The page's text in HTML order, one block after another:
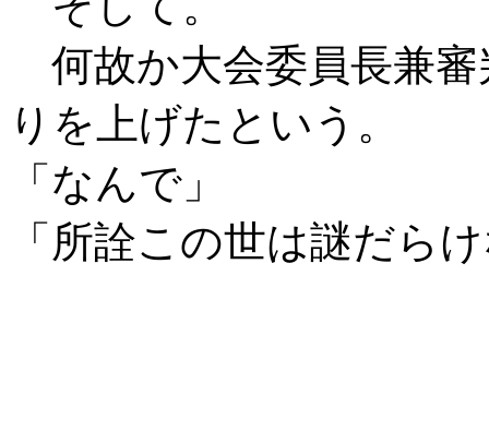
何故か大会委員長兼
りを上げたという。
「なんで」
「所詮この世は謎だら